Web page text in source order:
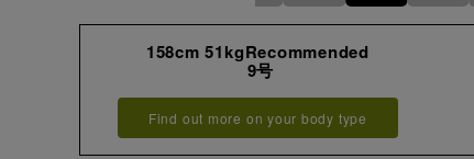
158cm 51kgRecommended
9号
Find out more on your body type